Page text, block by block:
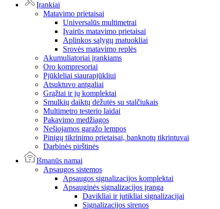
Įrankiai
Matavimo prietaisai
Universalūs multimetrai
Įvairūs matavimo prietaisai
Aplinkos sąlygų matuokliai
Srovės matavimo replės
Akumuliatoriai įrankiams
Oro kompresoriai
Pjūkleliai siaurapjūkliui
Atsuktuvo antgaliai
Grąžtai ir jų komplektai
Smulkių daiktų dėžutės su stalčiukais
Multimetro testerio laidai
Pakavimo medžiagos
Nešiojamos garažo lempos
Pinigų tikrinimo prietaisai, banknotų tikrintuvai
Darbinės pirštinės
Išmanūs namai
Apsaugos sistemos
Apsaugos signalizacijos komplektai
Apsauginės signalizacijos įranga
Davikliai ir jutikliai signalizacijai
Signalizacijos sirenos